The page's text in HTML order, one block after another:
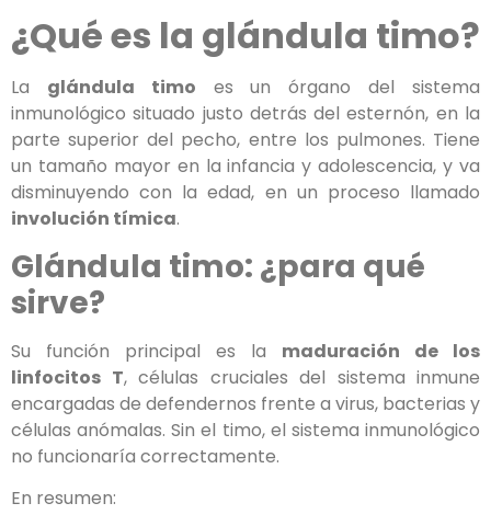
¿Qué es la glándula timo?
La glándula timo es un órgano del sistema
inmunológico situado justo detrás del esternón, en la
parte superior del pecho, entre los pulmones. Tiene
un tamaño mayor en la infancia y adolescencia, y va
disminuyendo con la edad, en un proceso llamado
involución tímica.
Glándula timo: ¿para qué
sirve?
Su función principal es la maduración de los
linfocitos T, células cruciales del sistema inmune
encargadas de defendernos frente a virus, bacterias y
células anómalas. Sin el timo, el sistema inmunológico
no funcionaría correctamente.
En resumen: